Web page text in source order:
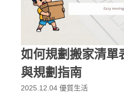
如何規劃搬家清單
與規劃指南
2025.12.04 優質生活